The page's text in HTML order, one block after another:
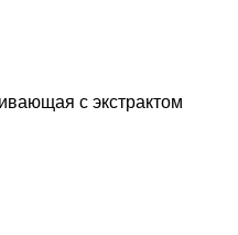
с экстрактом